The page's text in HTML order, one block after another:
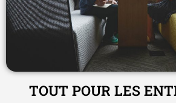
TOUT POUR LES